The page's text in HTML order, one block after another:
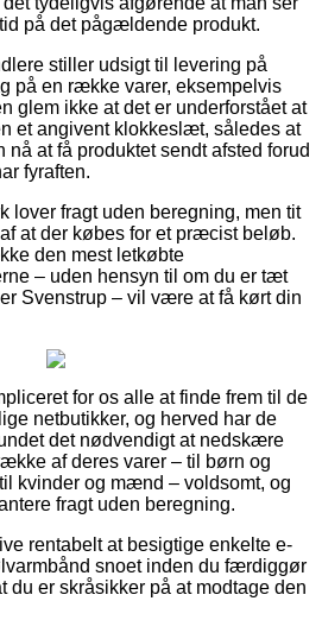
på det pågældende produkt.
stiller udsigt til levering på
på en række varer, eksempelvis
glem ikke at det er underforstået at
et angivent klokkeslæt, således at
at få produktet sendt afsted forud
fyraften.
lover fragt uden beregning, men tit
at der købes for et præcist beløb.
den mest letkøbte
– uden hensyn til om du er tæt
Svenstrup – vil være at få kørt din
for os alle at finde frem til de
netbutikker, og herved har de
det nødvendigt at nedskære
af deres varer – til børn og
kvinder og mænd – voldsomt, og
fragt uden beregning.
rentabelt at besigtige enkelte e-
snoet inden du færdiggør
du er skråsikker på at modtage den